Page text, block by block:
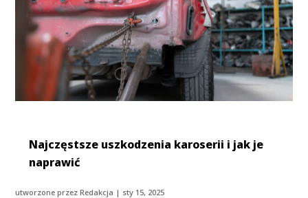
Najczęstsze uszkodzenia karoserii i jak je
naprawić
utworzone przezRedakcja | sty 15, 2025